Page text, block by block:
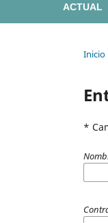
ACTUAL
Inicio
*